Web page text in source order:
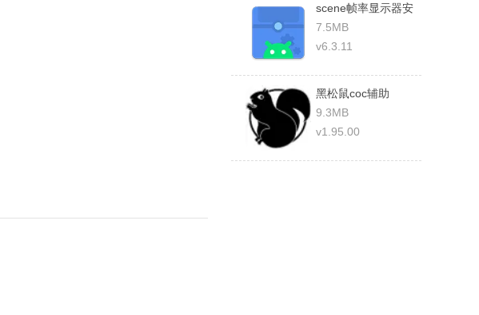
scene帧率显示器安
卓版
7.5MB
v6.3.11
黑松鼠coc辅助
9.3MB
v1.95.00